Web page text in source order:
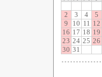
2
3 4 5
9
10 11 12
16 17 18 19
23 24 25 26
30 31